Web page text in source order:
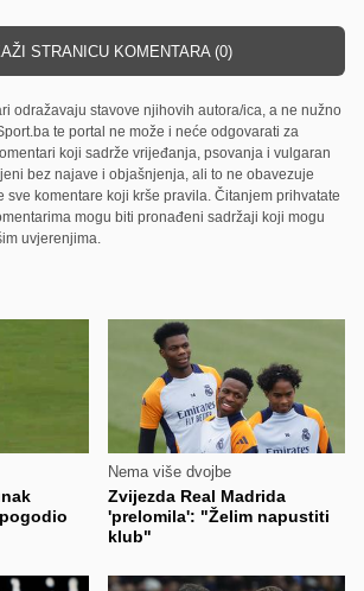
STRANICU KOMENTARA (0)
odražavaju stavove njihovih autora/ica, a ne nužno
te portal ne može i neće odgovarati za
koji sadrže vrijeđanja, psovanja i vulgaran
bez najave i objašnjenja, ali to ne obavezuje
sve komentare koji krše pravila. Čitanjem prihvatate
mogu biti pronađeni sadržaji koji mogu
uvjerenjima.
Nema više dvojbe
Zvijezda Real Madrida
'prelomila': "Želim napustiti
klub"